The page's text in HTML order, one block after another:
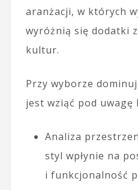
aranżacji, w których
wyróżnią się dodatki
kultur.
Przy wyborze
jest wziąć pod uwagę
Analiza
styl wpłynie na
i funkcjonalność